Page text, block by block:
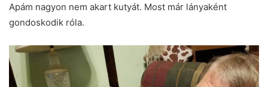
Apám nagyon nem akart kutyát. Most már lányaként
gondoskodik róla.